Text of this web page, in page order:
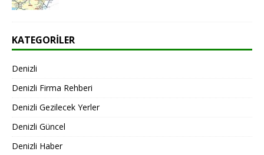
KATEGORILER
Denizli
Denizli Firma Rehberi
Denizli Gezilecek Yerler
Denizli Güncel
Denizli Haber